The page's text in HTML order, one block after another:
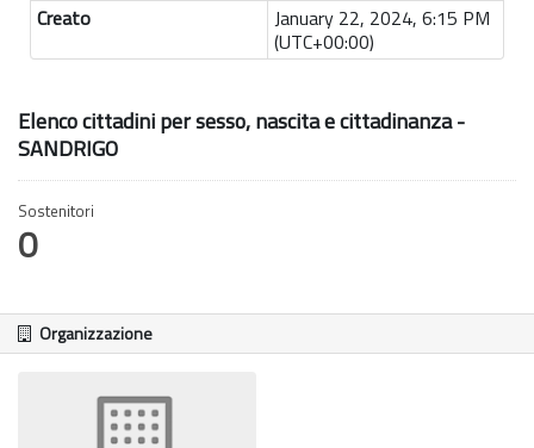
Creato
January 22, 2024, 6:15 PM
(UTC+00:00)
Elenco cittadini per sesso, nascita e cittadinanza -
SANDRIGO
Sostenitori
0
Organizzazione